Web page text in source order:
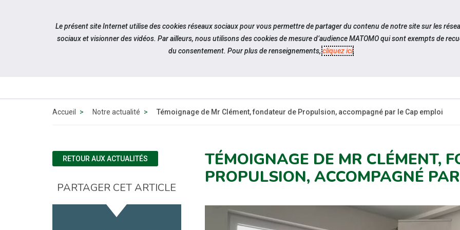
Aller au contenu
QUI SOMMES-
Accueil Notre actualité Témoignage de Mr Clément, fondateur de Propulsion, accompagné par le Cap emploi
TÉMOIGNAGE DE MR CLÉMENT,
PROPULSION, ACCOMPAGNÉ
RETOUR AUX ACTUALITÉS
PARTAGER CET ARTICLE
Le présent site Internet utilise des cookies réseaux sociaux pour vous permettre de partager du contenu de notre site sur les
sociaux et visionner des vidéos. Par ailleurs, nous utilisons des cookies de mesure d’audience MATOMO qui sont exempts de
du consentement. Pour plus de renseignements,cliquez ici.